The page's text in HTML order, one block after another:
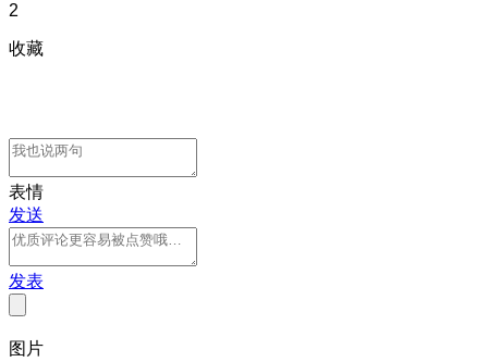
2
收藏
表情
发送
发表
图片